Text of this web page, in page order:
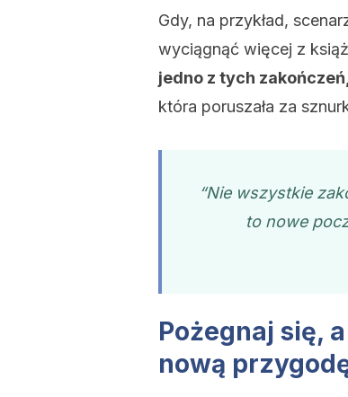
Gdy, na przykład,
wyciągnąć więcej z
jedno z tych
która poruszała za
“Nie wszystkie
to nowe
Pożegnaj się,
nową